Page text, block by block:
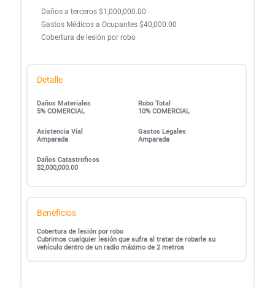
Daños a terceros $1,000,000.00
Gastos Médicos a Ocupantes $40,000.00
Cobertura de lesión por robo
Detalle
Daños Materiales
5% COMERCIAL
Robo Total
10% COMERCIAL
Asistencia Vial
Amparada
Gastos Legales
Amparada
Daños Catastroficos
$2,000,000.00
Beneficios
Cobertura de lesión por robo
Cubrimos cualquier lesión que sufra al tratar de robarle su
vehículo dentro de un radio máximo de 2 metros